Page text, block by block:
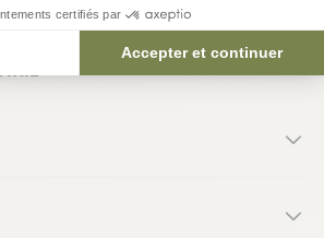
certifiés par
Accepter et continuer